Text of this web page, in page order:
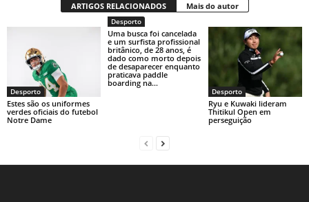
ARTIGOS RELACIONADOS Mais do autor
Desporto
Estes são os uniformes
verdes oficiais do futebol
Notre Dame
Desporto
Uma busca foi cancelada
e um surfista profissional
britânico, de 28 anos, é
dado como morto depois
de desaparecer enquanto
praticava paddle
boarding na...
Desporto
Ryu e Kuwaki lideram
Thitikul Open em
perseguição